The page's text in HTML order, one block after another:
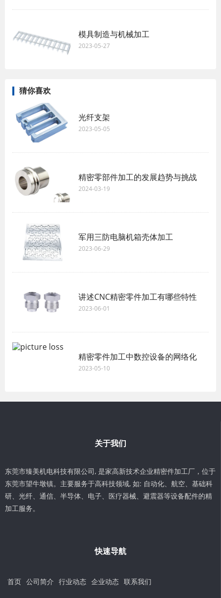
模具制造与机械加工
2023-05-27
猜你喜欢
光纤支架
2023-05-05
精密零部件加工的发展趋势与挑战
2024-03-19
军用三防电脑机箱壳体加工
2023-06-29
讲述CNC精密零件加工有哪些特性
2023-06-01
精密零件加工中数控设备的网络化
2023-05-10
关于我们
东莞市臻美机电科技有限公司, 是家高新技术企业精密件加工厂，位于
东莞市望牛墩镇。主要服务于高科技领域, 如: 自动化、航空、基础科
研、光纤、通信、半导体、电子、医疗器械、避震器等设备配件的精
加工服务。
快速导航
首页 公司简介 行业动态 企业动态 联系我们